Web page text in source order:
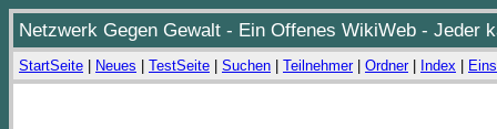
Netzwerk Gegen Gewalt - Ein Offenes WikiWeb - Jeder
StartSeite Neues TestSeite Suchen Teilnehmer| Ordner| Index